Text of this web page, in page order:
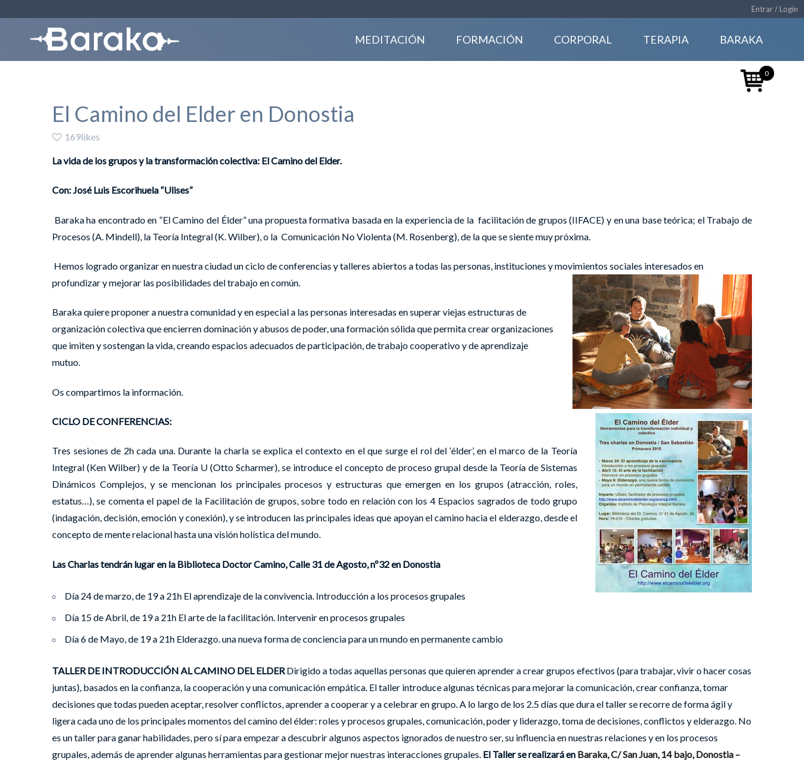
Entrar / Login
MEDITACIÓN FORMACIÓN CORPORAL TERAPIA BARAKA
El Camino del Elder en Donostia
169likes
La vida de los grupos y la transformación colectiva: El Camino del Elder.
Con: José Luis Escorihuela “Ulises”
Baraka ha encontrado en “El Camino del Élder” una propuesta formativa basada en la experiencia de la facilitación de grupos (IIFACE) y en una base teórica; el Trabajo de
Procesos (A. Mindell), la Teoría Integral (K. Wilber), o la Comunicación No Violenta (M. Rosenberg), de la que se siente muy próxima.
Hemos logrado organizar en nuestra ciudad un ciclo de conferencias y talleres abiertos a todas las personas, instituciones y movimientos sociales interesados en
profundizar y mejorar las posibilidades del trabajo en común.
Baraka quiere proponer a nuestra comunidad y en especial a las personas interesadas en superar viejas estructuras de
organización colectiva que encierren dominación y abusos de poder, una formación sólida que permita crear organizaciones
que imiten y sostengan la vida, creando espacios adecuados de participación, de trabajo cooperativo y de aprendizaje
mutuo.
Os compartimos la información.
CICLO DE CONFERENCIAS:
Tres sesiones de 2h cada una. Durante la charla se explica el contexto en el que surge el rol del ‘élder’, en el marco de la Teoría
Integral (Ken Wilber) y de la Teoría U (Otto Scharmer), se introduce el concepto de proceso grupal desde la Teoría de Sistemas
Dinámicos Complejos, y se mencionan los principales procesos y estructuras que emergen en los grupos (atracción, roles,
estatus…), se comenta el papel de la Facilitación de grupos, sobre todo en relación con los 4 Espacios sagrados de todo grupo
(indagación, decisión, emoción y conexión), y se introducen las principales ideas que apoyan el camino hacia el elderazgo, desde el
concepto de mente relacional hasta una visión holística del mundo.
Las Charlas tendrán lugar en la Biblioteca Doctor Camino, Calle 31 de Agosto, nº32 en Donostia
Día 24 de marzo, de 19 a 21h El aprendizaje de la convivencia. Introducción a los procesos grupales
Día 15 de Abril, de 19 a 21h El arte de la facilitación. Intervenir en procesos grupales
Día 6 de Mayo, de 19 a 21h Elderazgo. una nueva forma de conciencia para un mundo en permanente cambio
TALLER DE INTRODUCCIÓN AL CAMINO DEL ELDERDirigido a todas aquellas personas que quieren aprender a crear grupos efectivos (para trabajar, vivir o hacer cosas
juntas), basados en la confianza, la cooperación y una comunicación empática. El taller introduce algunas técnicas para mejorar la comunicación, crear confianza, tomar
decisiones que todas pueden aceptar, resolver conflictos, aprender a cooperar y a celebrar en grupo. A lo largo de los 2.5 días que dura el taller se recorre de forma ágil y
ligera cada uno de los principales momentos del camino del élder: roles y procesos grupales, comunicación, poder y liderazgo, toma de decisiones, conflictos y elderazgo. No
es un taller para ganar habilidades, pero sí para empezar a descubrir algunos aspectos ignorados de nuestro ser, su influencia en nuestras relaciones y en los procesos
grupales, además de aprender algunas herramientas para gestionar mejor nuestras interacciones grupales. El Taller se realizará en Baraka, C/ San Juan, 14 bajo, Donostia –
0